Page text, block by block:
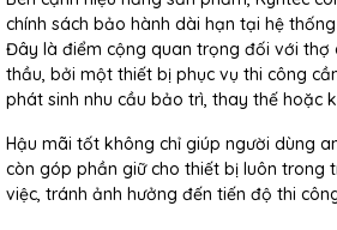
chính sách bảo hành dài hạn tại hệ
Đây là điểm cộng quan trọng đối với thợ
thầu, bởi một thiết bị phục vụ thi công
phát sinh nhu cầu bảo trì, thay thế hoặc
Hậu mãi tốt không chỉ giúp người dùng
còn góp phần giữ cho thiết bị luôn trong
việc, tránh ảnh hưởng đến tiến độ thi